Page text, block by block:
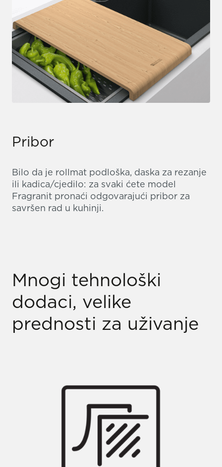
Pribor
Bilo da je rollmat podloška, daska za rezanje
ili kadica/cjedilo: za svaki ćete model
Fragranit pronaći odgovarajući pribor za
savršen rad u kuhinji.
Mnogi tehnološki
dodaci, velike
prednosti za uživanje